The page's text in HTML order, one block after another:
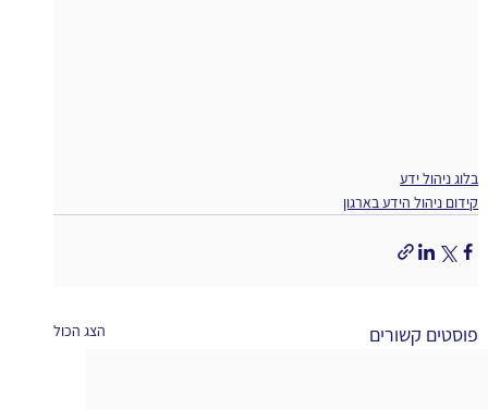
בלוג ניהול ידע
קידום ניהול הידע בארגון
פוסטים קשורים הצג הכול